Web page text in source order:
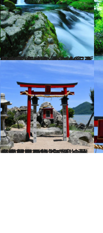
2022.8.4
【2022年版】 いつか行きたい！ 日本の夏の絶景 西日本篇まとめ《全160スポット》②
旅＆お出かけ
2022.7.13
【滋賀県 2022年版】 夏の絶景・風物詩6選 神社から望む琵琶湖や島の雄大な景観
旅＆お出かけ